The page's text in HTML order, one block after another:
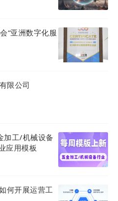
另一方面
AI能够结合市
度契合。
管理后台截图
“亚洲数字化服
限公司
加工/机械设备
应用模板
何开展运营工